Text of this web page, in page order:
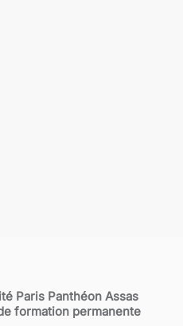
Paris Panthéon Assas
formation permanente